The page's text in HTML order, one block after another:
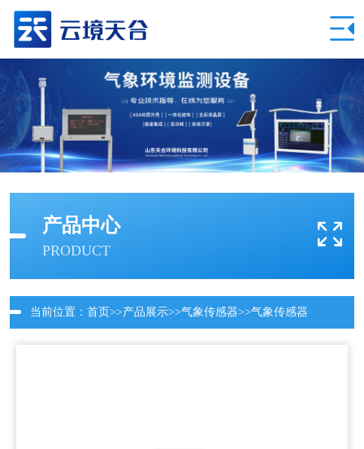
产品中心
PRODUCT
当前位置： 首页>>产品展示>>气象传感器>>气象传感器